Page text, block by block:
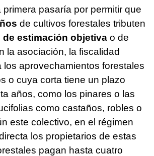
primera pasaría por permitir que
de cultivos forestales tributen
de estimación objetiva o de
la asociación, la fiscalidad
los aprovechamientos forestales
o cuya corta tiene un plazo
años, como los pinares o las
como castaños, robles o
este colectivo, en el régimen
los propietarios de estas
pagan hasta cuatro